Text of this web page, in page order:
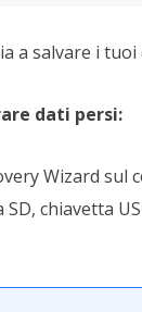
a salvare i tuoi
dati persi:
Wizard
chiavetta